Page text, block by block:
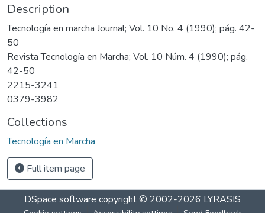
Description
Tecnología en marcha Journal; Vol. 10 No. 4 (1990); pág. 42-
50
Revista Tecnología en Marcha; Vol. 10 Núm. 4 (1990); pág.
42-50
2215-3241
0379-3982
Collections
Tecnología en Marcha
Full item page
DSpace software copyright © 2002-2026 LYRASIS